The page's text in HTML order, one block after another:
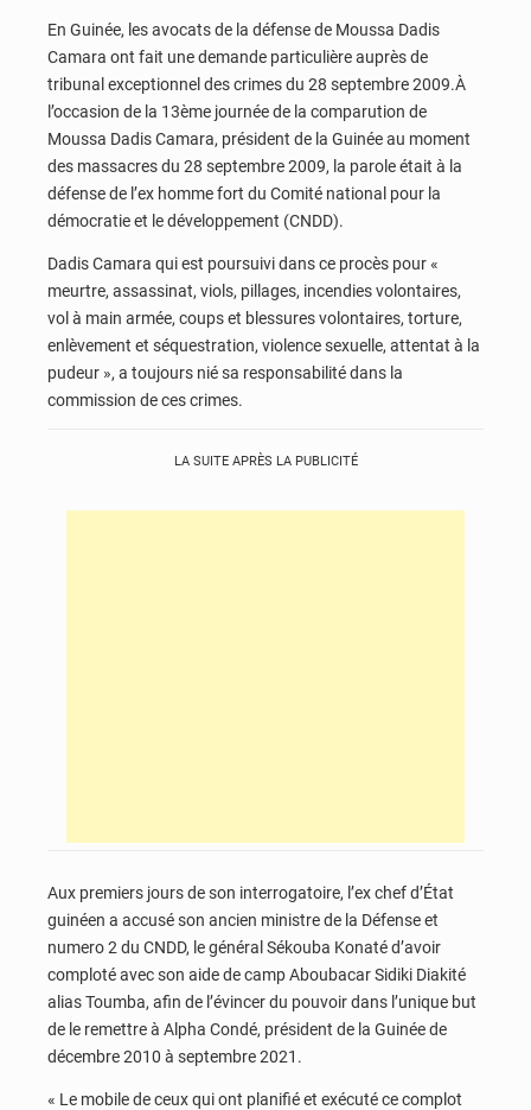
En Guinée, les avocats de la défense de Moussa Dadis
Camara ont fait une demande particulière auprès de
tribunal exceptionnel des crimes du 28 septembre 2009.À
l’occasion de la 13ème journée de la comparution de
Moussa Dadis Camara, président de la Guinée au moment
des massacres du 28 septembre 2009, la parole était à la
défense de l’ex homme fort du Comité national pour la
démocratie et le développement (CNDD).
Dadis Camara qui est poursuivi dans ce procès pour «
meurtre, assassinat, viols, pillages, incendies volontaires,
vol à main armée, coups et blessures volontaires, torture,
enlèvement et séquestration, violence sexuelle, attentat à la
pudeur », a toujours nié sa responsabilité dans la
commission de ces crimes.
LA SUITE APRÈS LA PUBLICITÉ
Aux premiers jours de son interrogatoire, l’ex chef d’État
guinéen a accusé son ancien ministre de la Défense et
numero 2 du CNDD, le général Sékouba Konaté d’avoir
comploté avec son aide de camp Aboubacar Sidiki Diakité
alias Toumba, afin de l’évincer du pouvoir dans l’unique but
de le remettre à Alpha Condé, président de la Guinée de
décembre 2010 à septembre 2021.
« Le mobile de ceux qui ont planifié et exécuté ce complot